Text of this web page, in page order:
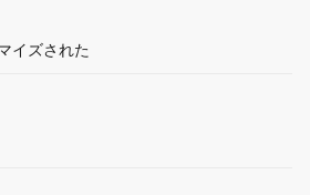
イズされた